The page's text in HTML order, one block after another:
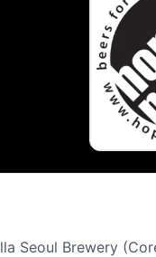
Seoul Brewery